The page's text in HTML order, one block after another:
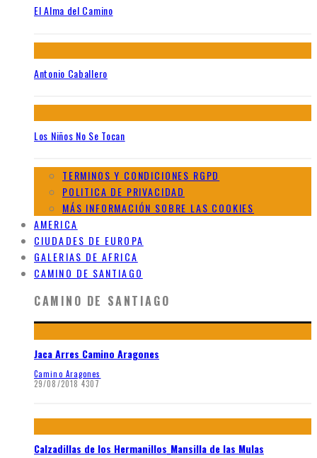
El Alma del Camino
Antonio Caballero
Los Niños No Se Tocan
TERMINOS Y CONDICIONES RGPD
POLITICA DE PRIVACIDAD
MÁS INFORMACIÓN SOBRE LAS COOKIES
AMERICA
CIUDADES DE EUROPA
GALERIAS DE AFRICA
CAMINO DE SANTIAGO
CAMINO DE SANTIAGO
Jaca Arres Camino Aragones
Camino Aragones
29/08/2018 4307
Calzadillas de los Hermanillos_Mansilla de las Mulas